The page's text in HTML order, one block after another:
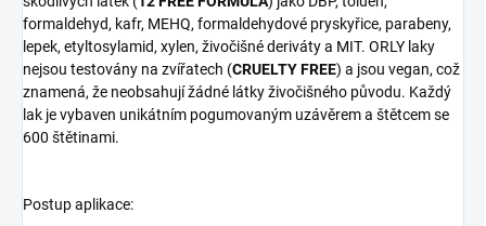
formaldehyd, kafr, MEHQ, formaldehydové pryskyřice, parabeny,
lepek, etyltosylamid, xylen, živočišné deriváty a MIT. ORLY laky
nejsou testovány na zvířatech (CRUELTY FREE) a jsou vegan, což
znamená, že neobsahují žádné látky živočišného původu. Každý
lak je vybaven unikátním pogumovaným uzávěrem a štětcem se
600 štětinami.
Postup aplikace: